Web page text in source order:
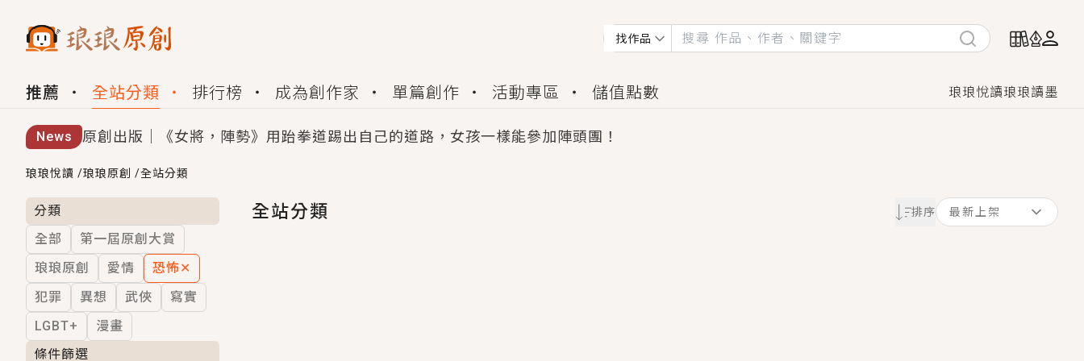
找作品
推薦 全站分類 排行榜 成為創作家 單篇創作 活動專區 儲值點數 琅琅悅讀琅琅讀墨
News 原創出版｜《女將，陣勢》用跆拳道踢出自己的道路，女孩一樣能參加陣頭團！
創,作家招募｜華文小說創作首選！有機會獲得豐富廣宣資源、專屬服務與獨享福利！
小編心動書單｜《離婚你提的，二婚嫁大佬，你哭什麼？》追妻火葬場！前夫失憶移情別戀，她頭也不回找新歡，他居然還後悔了？
GL｜《夏日與檸檬與重疊世界》炎熱的夏日、檸檬的香氣、互相愛慕的兩位少女，今夏最推純愛GL漫畫！
BL｜《費洛蒙中毒》救命！特殊費洛蒙體質世界觀，無法抗拒的吸引力，已中毒Σ>―(〃°ω°〃)♡→
OMG你嚇到我了｜《陰陽鬼店》上班族買了房子模型，但現實中買下的竟是屬於他的停屍櫃？！
言情｜《國語推行員》每個人心中都有一個連自己也無法改變的永恆， 他的一生將不由自主追逐著她……
琅琅悅讀 /琅琅原創 /全站分類
分類
全部
第一屆原創大賞
琅琅原創
愛情 恐怖 ✕
犯罪
異想 武俠
寫實
LGBT+
漫畫
條件篩選
全站分類 排序 最新上架